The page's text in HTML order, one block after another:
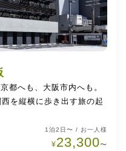
都へも、大阪市内へも。
を縦横に歩き出す旅の起
1泊2日〜 / お一人様
¥23,300〜